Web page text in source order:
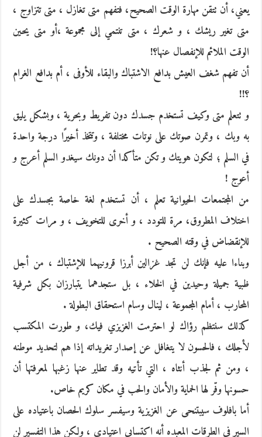
يعني، أن تتقن مهارة الوقت الصحيح، فتفهم متى تغازل ، متى تتزاوج ،
متى تغير ريشك ، و شعرك ، متى تنتمي إلى مجموعة ،أو متى يحين
الوقت الملائم للإنفصال عنها؟!
أن تفهم شغف العيش بدافع الاشتباك والبقاء للأوفى ، أم بدافع الغرام
؟!!
و تتعلم متى وكيف تستخدم جسدك دون تفريط وبحرية ، وبشكل يليق
به وبك ، وتمرن صوتك على نوتات مختلفة ، وتتخذ أخيرًا درجة واحدة
في السلم ؛ لتكون هويتك و تكن متأكدا أن دونك سيغدو السلم أعرج و
أعوج !
من المجتمعات الحيوانية تعلم ، أن تستخدم لغة خاصة بجسدك على
اختلاف المطروق، مرة للتودد ، و أخرى للتخويف ، و مرات كثيرة
للإنقضاض في وقته الصحيح .
وبناءا عليه فإنك لن تجد غزالين أبرزا قرونيهما للإشتباك ، من أجل
ظبية جميلة وحيدين في الخلاء ، بل ستجدهما يتبارزان بكل شرفية
المحارب ، أمام المجموعة ، لينال وسام استحقاق البطولة .
كذلك سنتظم رؤاك لو احترمت الغزيزي فيك، و طورت المكتسب
لأجلك ، فالحسون لا يتغافل عن إصدار تغريداته إذا هم لتحديد موطنه
، ومن ثم لجذب أنثاه ، التي تأتيه وقد تطاير عنها زغبها لمعرفتها أن
حسونها وفّر لها الحماية والأمان والحب في مكان كريم خاص.
أما بافلوف سيبتنحى عن الغزيزية وسيفسر سلوك الحصان باعتياده على
السير في الطرقات المعبده أنه اكتسابي اعتيادي ، ولكن هذا التفسير لن